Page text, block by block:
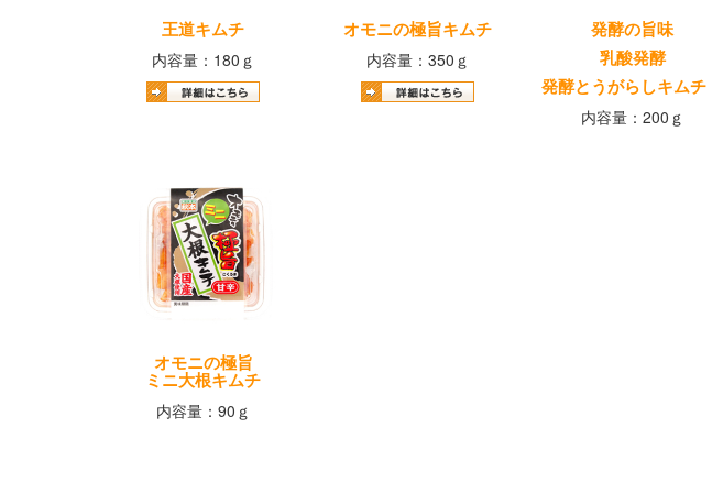
王道キムチ
内容量：180ｇ
オモニの極旨キムチ
内容量：350ｇ
発酵の旨味
乳酸発酵
発酵とうがらしキムチ
内容量：200ｇ
オモニの極旨
ミニ大根キムチ
内容量：90ｇ